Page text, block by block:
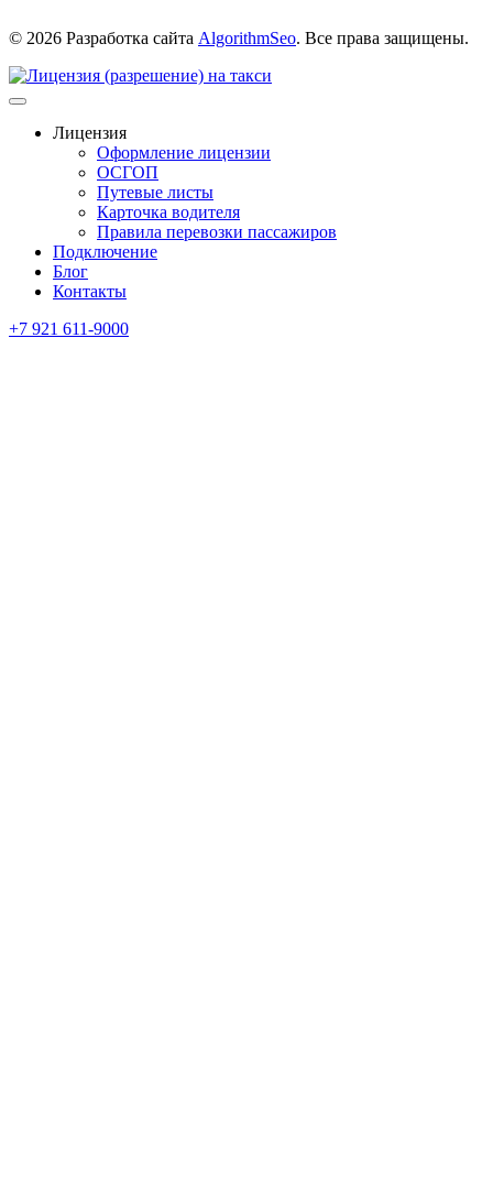
© 2026 Разработка сайта AlgorithmSeo. Все права защищены.
Лицензия
Оформление лицензии
ОСГОП
Путевые листы
Карточка водителя
Правила перевозки пассажиров
Подключение
Блог
Контакты
+7 921 611-9000